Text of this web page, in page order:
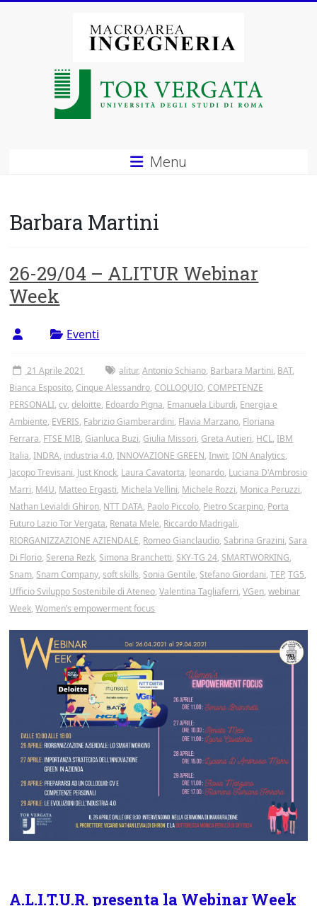
Macroarea
degli
di
Roma
Tor
Vergata
Menu
Barbara Martini
26-29/04 – ALITUR Webinar
Week
Eventi
21 Aprile 2021 alitur,Antonio Schiano, Barbara Martini, BAT,
Bianca Esposito, Cinque Alessandro, COLLOQUIO, COMPETENZE
PERSONALI,cv,deloitte, Edoardo Pigna, Emanuela Liburdi, Energia e
Ambiente, EVERIS, Fabrizio Giamberardini, Flavia Marzano, Floriana
Ferrara, FTSE MIB, Gianluca Buzi, Giulia Missori, Greta Autieri, HCL,IBM
Italia,INDRA, industria 4.0,INNOVAZIONE GREEN,Inwit,ION Analytics,
Jacopo Trevisani, Just Knock, Laura Cavatorta, leonardo, Luciana D'Ambrosio
Marri, M4U, Matteo Ergasti, Michela Vellini, Michele Rozzi, Monica Peruzzi,
Nathan Levialdi Ghiron, NTT DATA, Paolo Piccolo, Pietro Scarpino, Porta
Futuro Lazio Tor Vergata, Renata Mele, Riccardo Madrigali,
RIORGANIZZAZIONE AZIENDALE, Romeo Gianclaudio, Sabrina Grazini, Sara
Di Florio, Serena Rezk, Simona Branchetti, SKY-TG 24, SMARTWORKING,
Snam, Snam Company,soft skills, Sonia Gentile, Stefano Giordani,TEP,TG5,
Ufficio Sviluppo Sostenibile di Ateneo,Valentina Tagliaferri,VGen,webinar
Week,Women’s empowerment focus
A.L.I.T.U.R. presenta la Webinar Week